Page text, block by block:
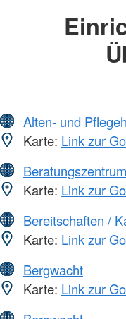
Alten- und
Karte: Link zur
Beratungszentrum
Karte: Link zur
Bereitschaften /
Karte: Link zur
Bergwacht
Karte: Link zur